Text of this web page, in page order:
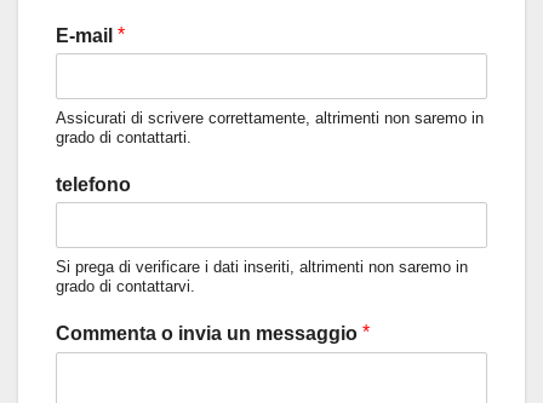
E-mail *
Assicurati di scrivere correttamente, altrimenti non saremo in
grado di contattarti.
telefono
Si prega di verificare i dati inseriti, altrimenti non saremo in
grado di contattarvi.
Commenta o invia un messaggio *